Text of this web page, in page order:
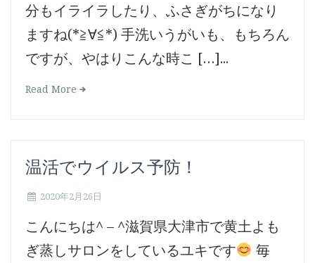
分もイライラしたり、ふさぎがちになり
ますね(*≧∀≦*) 手洗いうがいも、もちろん
ですが、やはりこんな時こ […]...
Read More
温活でウイルス予防！
2020年2月26日
こんにちは^ – ^滋賀県大津市で黄土よも
ぎ蒸しサロンをしているユキです
毎